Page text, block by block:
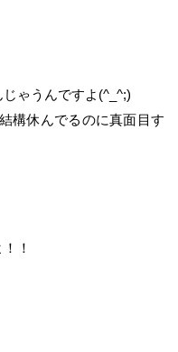
ゃうんですよ(^_^;)
構休んでるのに真面目す
！